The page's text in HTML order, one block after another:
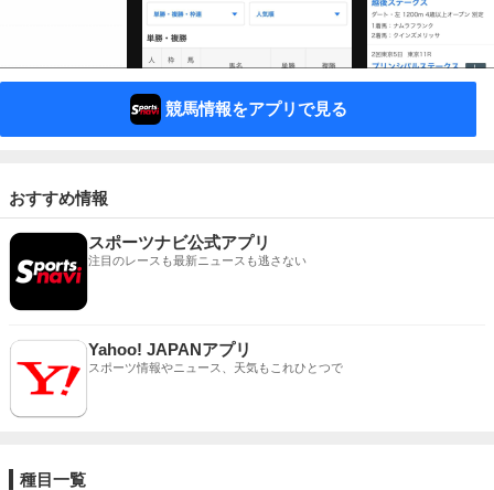
競馬情報をアプリで見る
おすすめ情報
スポーツナビ公式アプリ
注目のレースも最新ニュースも逃さない
Yahoo! JAPANアプリ
スポーツ情報やニュース、天気もこれひとつで
種目一覧